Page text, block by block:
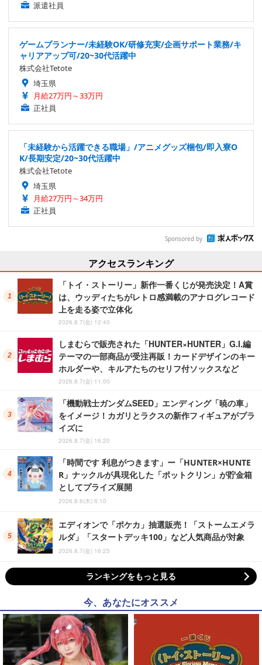
派遣社員
ゲームプランナー/未経験OK/研修充実/企画サポート業務/キ
ャリアアップ可/20~30代活躍中
株式会社Tetote
埼玉県
月給27万円～33万円
正社員
「未経験から活躍できる職場」/アニメグッズ梱包/即入寮O
K/長期安定/20~30代活躍中
株式会社Tetote
埼玉県
月給27万円～34万円
正社員
Sponsored by
アクセスランキング
「トイ・ストーリー」新作一番くじが発売決定！A賞
は、ウッディたちがレトロ感満載のアナログレコード
上を走る姿で立体化
2026.8.7(金) 12:40
しまむらで販売された「HUNTER×HUNTER」G.I.編
テーマの一部商品が受注再販！カードデザインのキー
ホルダーや、キルアたちのセリフ付ソックスなど
2026.8.7(金) 11:00
「機動戦士ガンダムSEED」エンディング「暁の車」
をイメージ！カガリとラクスの新作フィギュアがプラ
イズに
2026.8.7(金) 16:20
「時間です 利息がつきます」ー「HUNTER×HUNTE
R」ナックルが具現化した「ポットクリン」が貯金箱
としてプライズ展開
2026.8.6(木) 6:10
エディオンで「ポケカ」抽選販売！「ストームエメラ
ルダ」「スタートデッキ100」など人気商品が対象
2026.8.7(金) 16:25
ランキングをもっと見る
今、あなたにオススメ